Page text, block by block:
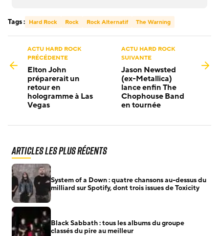
Tags : Hard Rock Rock Rock Alternatif The Warning
ACTU HARD ROCK
PRÉCÉDENTE
Elton John
préparerait un
retour en
hologramme à Las
Vegas
ACTU HARD ROCK
SUIVANTE
Jason Newsted
(ex-Metallica)
lance enfin The
Chophouse Band
en tournée
Articles les plus récents
System of a Down : quatre chansons au-dessus du
milliard sur Spotify, dont trois issues de Toxicity
Black Sabbath : tous les albums du groupe
classés du pire au meilleur